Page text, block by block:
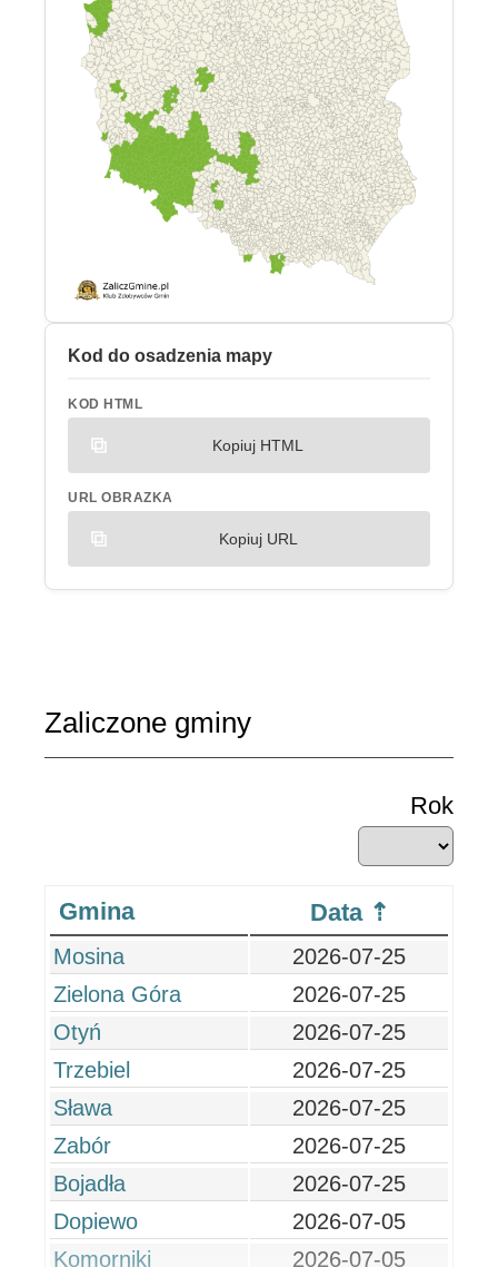
Kod do osadzenia mapy
KOD HTML
Kopiuj HTML
URL OBRAZKA
Kopiuj URL
Zaliczone gminy
Rok
Gmina Data
Mosina
2026-07-25
Zielona Góra
2026-07-25
Otyń
2026-07-25
Trzebiel
2026-07-25
Sława
2026-07-25
Zabór
2026-07-25
Bojadła
2026-07-25
Dopiewo
2026-07-05
Komorniki
2026-07-05